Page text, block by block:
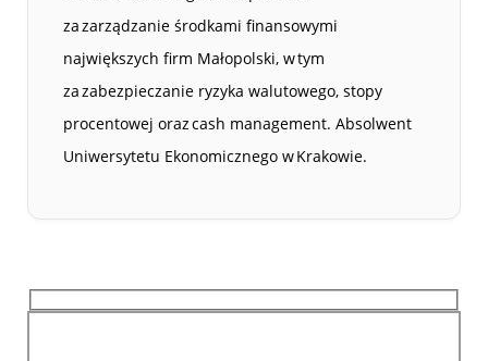
za zarządzanie środkami finansowymi
największych firm Małopolski, w tym
za zabezpieczanie ryzyka walutowego, stopy
procentowej oraz cash management. Absolwent
Uniwersytetu Ekonomicznego w Krakowie.